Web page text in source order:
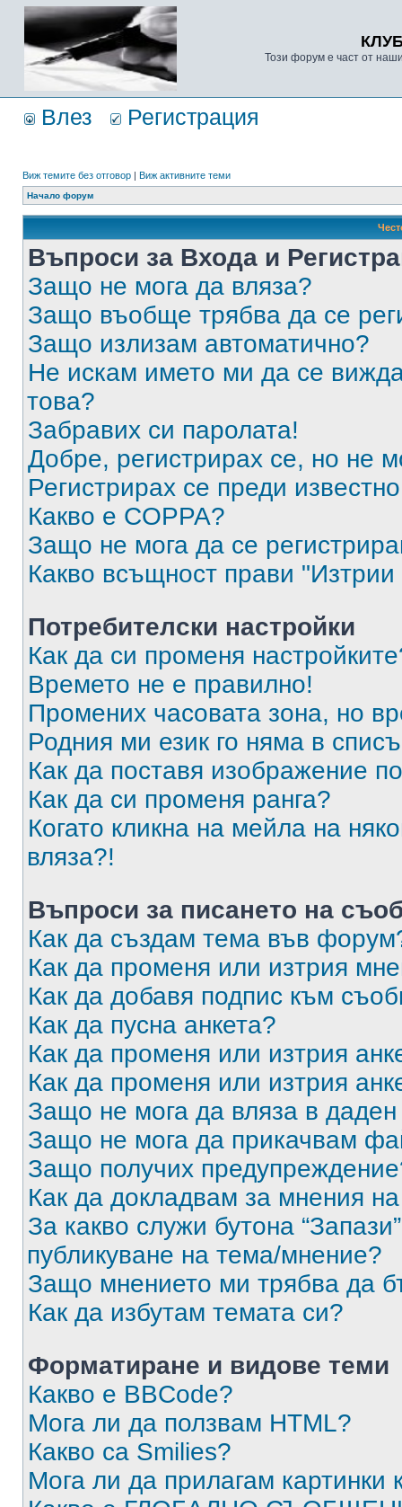
Този форум е част от
Влез Регистрация
Виж темите без отговор | Виж активните теми
Начало форум
Въпроси за Входа и
Защо не мога да вляза?
Защо въобще трябва да се
Защо излизам автоматично?
Не искам името ми да се
това?
Забравих си паролата!
Добре, регистрирах се, но не
Регистрирах се преди
Какво е COPPA?
Защо не мога да се
Какво всъщност прави "Изтрии
Потребителски настройки
Как да си променя
Времето не е правилно!
Промених часовата зона, но
Родния ми език го няма в
Как да поставя изображение
Как да си променя ранга?
Когато кликна на мейла на
вляза?!
Въпроси за писането на
Как да създам тема във
Как да променя или изтрия
Как да добавя подпис към
Как да пусна анкета?
Как да променя или изтрия
Как да променя или изтрия
Защо не мога да вляза в
Защо не мога да прикачвам
Защо получих
Как да докладвам за мнения
За какво служи бутона
публикуване на тема/мнение?
Защо мнението ми трябва да
Как да избутам темата си?
Форматиране и видове теми
Какво е BBCode?
Мога ли да ползвам HTML?
Какво са Smilies?
Мога ли да прилагам